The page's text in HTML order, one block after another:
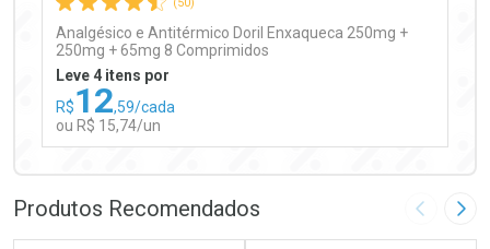
(50)
Analgésico e Antitérmico Doril Enxaqueca 250mg +
250mg + 65mg 8 Comprimidos
Leve 4 itens por
R$12,59/cada
ou R$ 15,74/un
Laboratório
Por Menos
Produtos Recomendados Imagem